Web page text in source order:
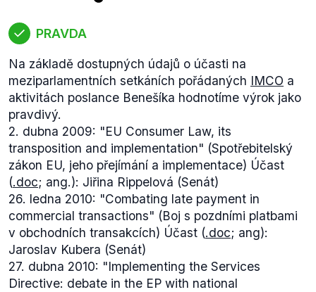
PRAVDA
Na základě dostupných údajů o účasti na
meziparlamentních setkáních pořádaných IMCO a
aktivitách poslance Benešíka hodnotíme výrok jako
pravdivý.
2. dubna 2009: "EU Consumer Law, its
transposition and implementation" (Spotřebitelský
zákon EU, jeho přejímání a implementace) Účast
(.doc; ang.): Jiřina Rippelová (Senát)
26. ledna 2010: "Combating late payment in
commercial transactions" (Boj s pozdními platbami
v obchodních transakcích) Účast (.doc; ang):
Jaroslav Kubera (Senát)
27. dubna 2010: "Implementing the Services
Directive: debate in the EP with national